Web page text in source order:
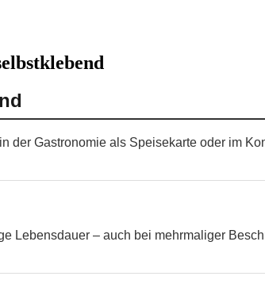
Gastronomie als Speisekarte oder im
Lebensdauer – auch bei mehrmaliger